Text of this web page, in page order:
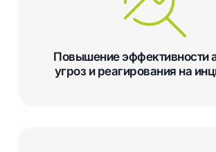
Повышение эффективности
угроз и реагирования на